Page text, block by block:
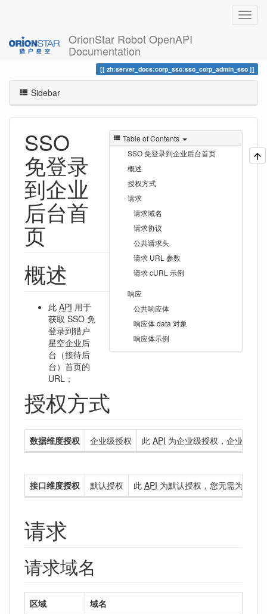
OrionStar Robot OpenAPI
Documentation
Trace SSO 免登录到企业后台首页
zh:server_docs:corp_sso:sso_corp_admin_sso
Sidebar
Table of Contents
SSO 免登录到企业后台首页
概述
授权方式
请求
请求域名
请求协议
公共请求头
请求 URL 参数
请求 cURL 示例
响应
公共响应体
响应体 data 对象
响应体示例
SSO
免登录
到企业
后台首
页
概述
此 API 用于
获取 SSO 免
登录到猎户
星空企业后
台（接待后
台）首页的
URL；
授权方式
数据维度授权 企业级授权 此 API 为企业级授权，企业级授
接口维度授权 默认授权 此 API 为默认授权，您无需为您的
请求
请求域名
区域
域名